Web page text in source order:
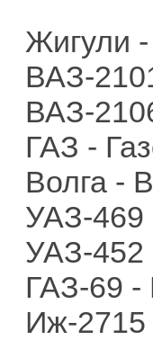
Жигули
ВАЗ-
ВАЗ-
ГАЗ -
Волга -
УАЗ-469
УАЗ-452
ГАЗ-69 -
Иж-2715